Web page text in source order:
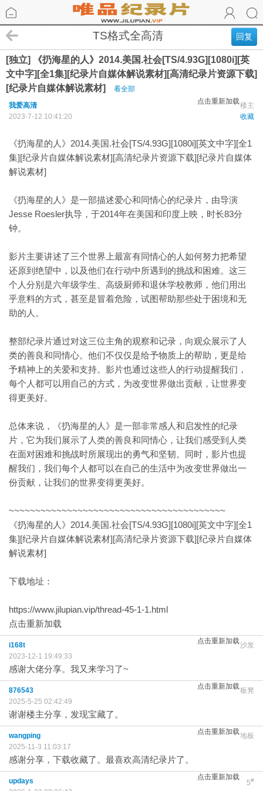
回复
TS格式全高清
[独立] 《扔海星的人》2014.美国.社会[TS/4.93G][1080i][英
文中字][全1集][纪录片自媒体解说素材][高清纪录片资源下载]
[纪录片自媒体解说素材]
看全部
点击重新加载楼主
我爱高清
收藏
2023-7-12 10:41:20
《扔海星的人》2014.美国.社会[TS/4.93G][1080i][英文中字][全1
集][纪录片自媒体解说素材][高清纪录片资源下载][纪录片自媒体
解说素材]
《扔海星的人》是一部描述爱心和同情心的纪录片，由导演
Jesse Roesler执导，于2014年在美国和印度上映，时长83分
钟。
影片主要讲述了三个世界上最富有同情心的人如何努力把希望
还原到绝望中，以及他们在行动中所遇到的挑战和困难。这三
个人分别是六年级学生、高级厨师和退休学校教师，他们用出
乎意料的方式，甚至是冒着危险，试图帮助那些处于困境和无
助的人。
整部纪录片通过对这三位主角的观察和记录，向观众展示了人
类的善良和同情心。他们不仅仅是给予物质上的帮助，更是给
予精神上的关爱和支持。影片也通过这些人的行动提醒我们，
每个人都可以用自己的方式，为改变世界做出贡献，让世界变
得更美好。
总体来说，《扔海星的人》是一部非常感人和启发性的纪录
片，它为我们展示了人类的善良和同情心，让我们感受到人类
在面对困难和挑战时所展现出的勇气和坚韧。同时，影片也提
醒我们，我们每个人都可以在自己的生活中为改变世界做出一
份贡献，让我们的世界变得更美好。
~~~~~~~~~~~~~~~~~~~~~~~~~~~~~~~~~~~~~~~~~
《扔海星的人》2014.美国.社会[TS/4.93G][1080i][英文中字][全1
集][纪录片自媒体解说素材][高清纪录片资源下载][纪录片自媒体
解说素材]
下载地址：
https://www.jilupian.vip/thread-45-1-1.html
点击重新加载
点击重新加载沙发
i168t
2023-12-1 19:49:33
感谢大佬分享。我又来学习了~
点击重新加载板凳
876543
2025-5-25 02:42:49
谢谢楼主分享，发现宝藏了。
点击重新加载地板
wangping
2025-11-3 11:03:17
感谢分享，下载收藏了。最喜欢高清纪录片了。
点击重新加载
5#
updays